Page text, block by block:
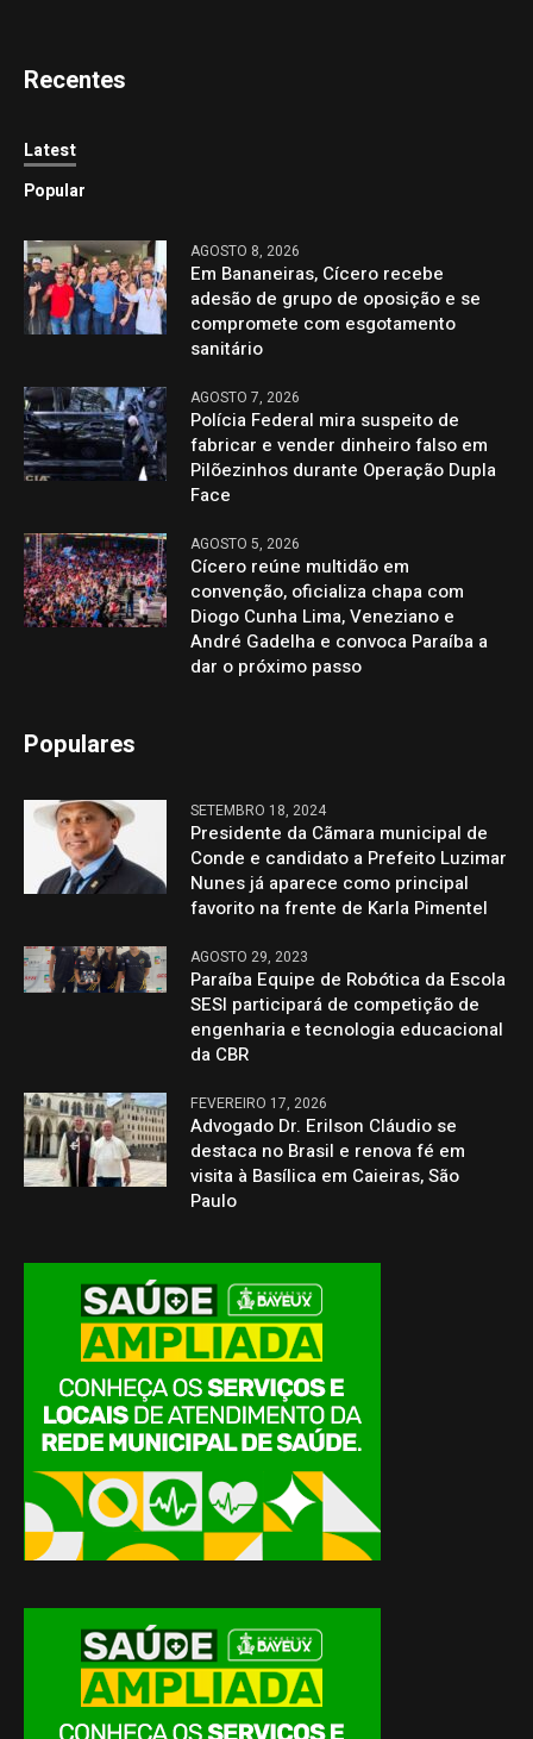
Recentes
Latest
Popular
AGOSTO 8, 2026
Em Bananeiras, Cícero recebe
adesão de grupo de oposição e se
compromete com esgotamento
sanitário
AGOSTO 7, 2026
Polícia Federal mira suspeito de
fabricar e vender dinheiro falso em
Pilõezinhos durante Operação Dupla
Face
AGOSTO 5, 2026
Cícero reúne multidão em
convenção, oficializa chapa com
Diogo Cunha Lima, Veneziano e
André Gadelha e convoca Paraíba a
dar o próximo passo
Populares
SETEMBRO 18, 2024
Presidente da Cãmara municipal de
Conde e candidato a Prefeito Luzimar
Nunes já aparece como principal
favorito na frente de Karla Pimentel
AGOSTO 29, 2023
Paraíba Equipe de Robótica da Escola
SESI participará de competição de
engenharia e tecnologia educacional
da CBR
FEVEREIRO 17, 2026
Advogado Dr. Erilson Cláudio se
destaca no Brasil e renova fé em
visita à Basílica em Caieiras, São
Paulo